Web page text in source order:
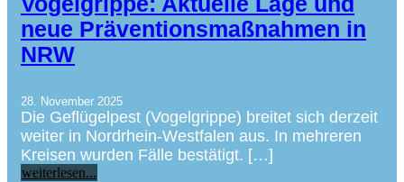
neue Präventionsmaßnahmen in
NRW
28. November 2025
Die Geflügelpest (Vogelgrippe) breitet sich derzeit
weiter in Nordrhein-Westfalen aus. In mehreren
Kreisen wurden Fälle bestätigt. […]
weiterlesen...